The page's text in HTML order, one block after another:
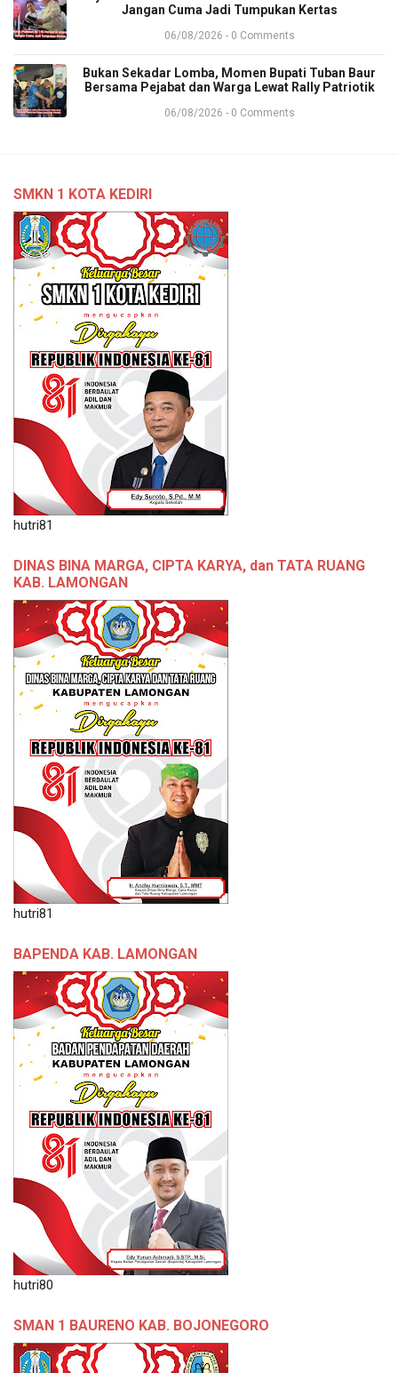
Jangan Cuma Jadi Tumpukan Kertas
06/08/2026 - 0 Comments
Bukan Sekadar Lomba, Momen Bupati Tuban Baur
Bersama Pejabat dan Warga Lewat Rally Patriotik
06/08/2026 - 0 Comments
SMKN 1 KOTA KEDIRI
hutri81
DINAS BINA MARGA, CIPTA KARYA, dan TATA RUANG
KAB. LAMONGAN
hutri81
BAPENDA KAB. LAMONGAN
hutri80
SMAN 1 BAURENO KAB. BOJONEGORO